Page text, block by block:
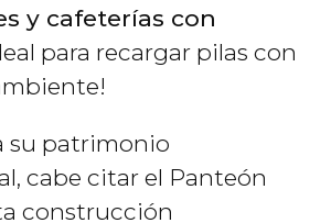
y cafeterías con
para recargar pilas con
su patrimonio
cabe citar el Panteón
construcción